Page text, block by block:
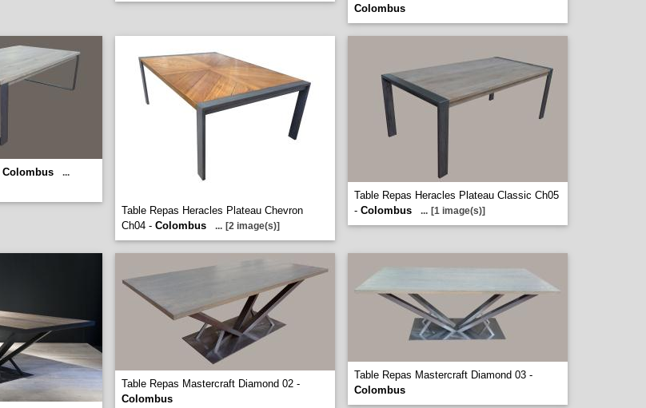
Colombus
Colombus
...
Table Repas Heracles Plateau Chevron
Ch04 - Colombus ... [2 image(s)]
Table Repas Heracles Plateau Classic Ch05
- Colombus ... [1 image(s)]
Table Repas Mastercraft Diamond 02 -
Colombus
Table Repas Mastercraft Diamond 03 -
Colombus